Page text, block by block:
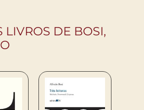
LIVROS DE BOSI,